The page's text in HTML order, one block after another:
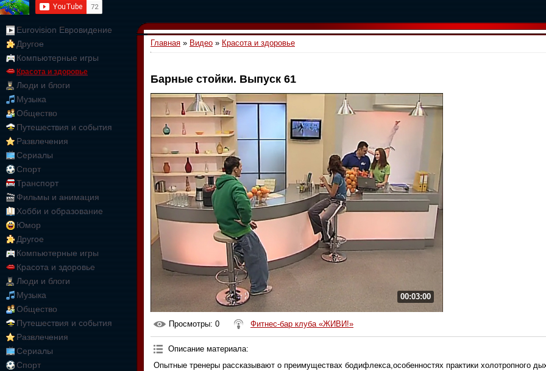
01:09:10
Eurovision Евровидение
Другое
Компьютерные игры
Красота и здоровье
Люди и блоги
Музыка
Общество
Путешествия и события
Развлечения
Сериалы
Спорт
Транспорт
Фильмы и анимация
Хобби и образование
Юмор
Другое
Компьютерные игры
Красота и здоровье
Люди и блоги
Музыка
Общество
Путешествия и события
Развлечения
Сериалы
Спорт
Главная » Видео » Красота и здоровье
Барные стойки. Выпуск 61
00:03:00
Просмотры: 0 Фитнес-бар клуба «ЖИВИ!»
Описание материала:
Опытные тренеры рассказывают о преимуществах бодифлекса,особенностях практики холотропного